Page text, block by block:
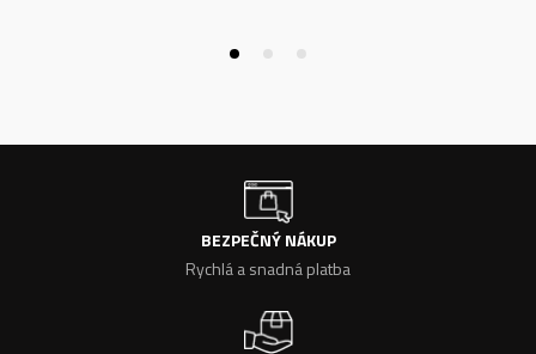
BEZPEČNÝ NÁKUP
Rychlá a snadná platba